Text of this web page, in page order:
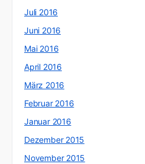
Juli 2016
Juni 2016
Mai 2016
April 2016
März 2016
Februar 2016
Januar 2016
Dezember 2015
November 2015